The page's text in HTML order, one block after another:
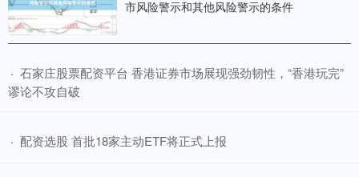
市风险警示和其他风险警示的条件
· ​石家庄股票配资平台 香港证券市场展现强劲韧性，“香港玩完”
谬论不攻自破
· ​配资选股 首批18家主动ETF将正式上报